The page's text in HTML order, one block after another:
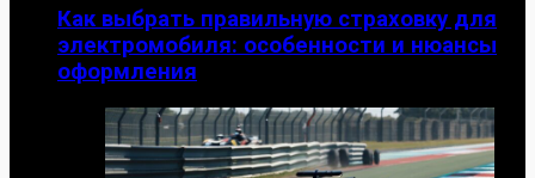
Как выбрать правильную страховку для
электромобиля: особенности и нюансы
оформления